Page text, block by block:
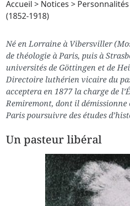
Accueil > Notices > Personnalités
(1852-1918)
Né en Lorraine à Vibersviller
de théologie à Paris, puis à
universités de Göttingen et de
Directoire luthérien vicaire du
acceptera en 1877 la charge de
Remiremont, dont il
Paris poursuivre des études
Un pasteur libéral